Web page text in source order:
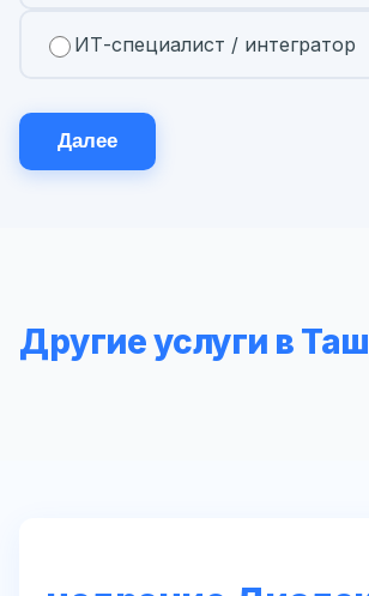
ИТ-специалист / интегратор
Далее
Другие услуги в